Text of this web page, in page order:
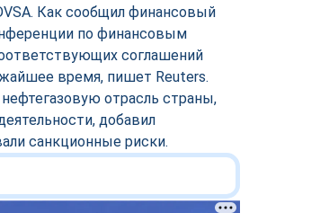
Как сообщил финансовый
по финансовым
соглашений
время, пишет Reuters.
отрасль страны,
добавил
санкционные риски.